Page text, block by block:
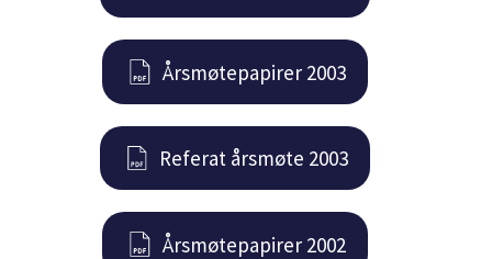
Årsmøtepapirer 2003
Referat årsmøte 2003
Årsmøtepapirer 2002